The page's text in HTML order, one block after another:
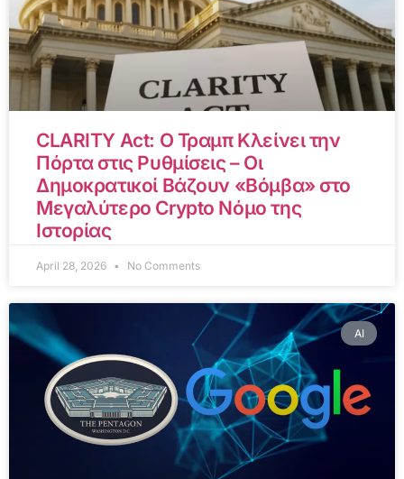
CLARITY Act: Ο Τραμπ Κλείνει την
Πόρτα στις Ρυθμίσεις – Οι
Δημοκρατικοί Βάζουν «Βόμβα» στο
Μεγαλύτερο Crypto Νόμο της
Ιστορίας
April 28, 2026 No Comments
AI